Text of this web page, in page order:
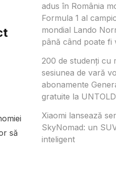
să
adus în România
Formula 1 al
mondial Lando
până când poate fi
200 de studenți cu
sesiunea de vară
abonamente
gratuite la
Xiaomi lansează
SkyNomad: un
inteligent